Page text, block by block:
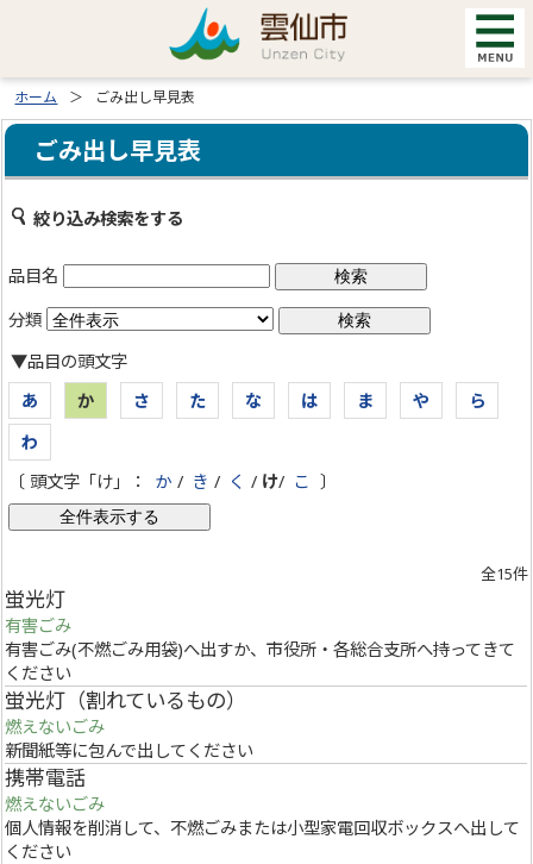
ホーム ごみ出し早見表
ごみ出し早見表
絞り込み検索をする
品目名
分類
▼品目の頭文字
あ
か さ た な は ま や
ら
わ
〔 頭文字「け」：
か / き / く / け/ こ 〕
全15件
蛍光灯
有害ごみ
有害ごみ(不燃ごみ用袋)へ出すか、市役所・各総合支所へ持ってきて
ください
蛍光灯（割れているもの）
燃えないごみ
新聞紙等に包んで出してください
携帯電話
燃えないごみ
個人情報を削消して、不燃ごみまたは小型家電回収ボックスへ出して
ください